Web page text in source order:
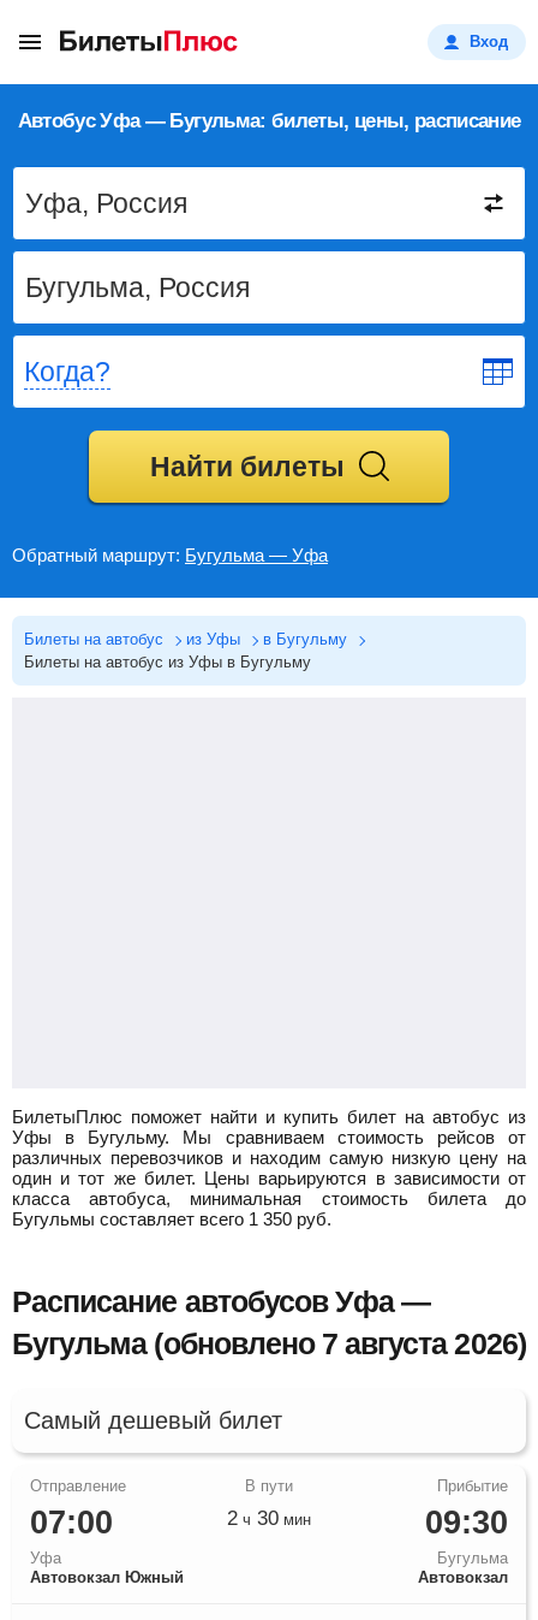
Вход
Автобус Уфа — Бугульма: билеты, цены, расписание
Когда?
Найти билеты
Обратный маршрут: Бугульма — Уфа
Билеты на автобус из Уфы
в Бугульму
Билеты на автобус из Уфы в Бугульму
БилетыПлюс поможет найти и купить билет на автобус из
Уфы в Бугульму.
Мы сравниваем стоимость рейсов от
различных перевозчиков и находим самую низкую цену на
один и тот же билет. Цены варьируются в зависимости от
класса автобуса, минимальная стоимость билета до
Бугульмы составляет всего 1 350 руб.
Расписание автобусов Уфа —
Бугульма (обновлено 7 августа 2026)
Самый дешевый билет
07:00
Уфа
Автовокзал Южный
09:30
Бугульма
Автовокзал
2 ч 30 мин